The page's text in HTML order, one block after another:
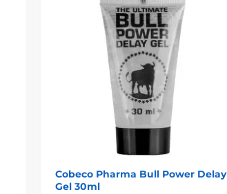
Cobeco Pharma Bull Power Delay
Gel 30ml